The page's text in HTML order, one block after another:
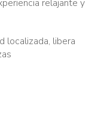
relajante y
localizada, libera